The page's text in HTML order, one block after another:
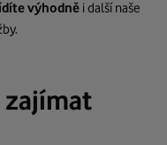
výhodně i další naše
zajímat